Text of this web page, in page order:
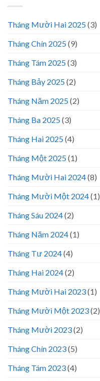
Tháng Mười Hai 2025(3)
Tháng Chín 2025(9)
Tháng Tám 2025(3)
Tháng Bảy 2025(2)
Tháng Năm 2025(2)
Tháng Ba 2025(3)
Tháng Hai 2025(4)
Tháng Một 2025(1)
Tháng Mười Hai 2024(8)
Tháng Mười Một 2024(1)
Tháng Sáu 2024(2)
Tháng Năm 2024(1)
Tháng Tư 2024(4)
Tháng Hai 2024(2)
Tháng Mười Hai 2023(1)
Tháng Mười Một 2023(2)
Tháng Mười 2023(2)
Tháng Chín 2023(5)
Tháng Tám 2023(4)